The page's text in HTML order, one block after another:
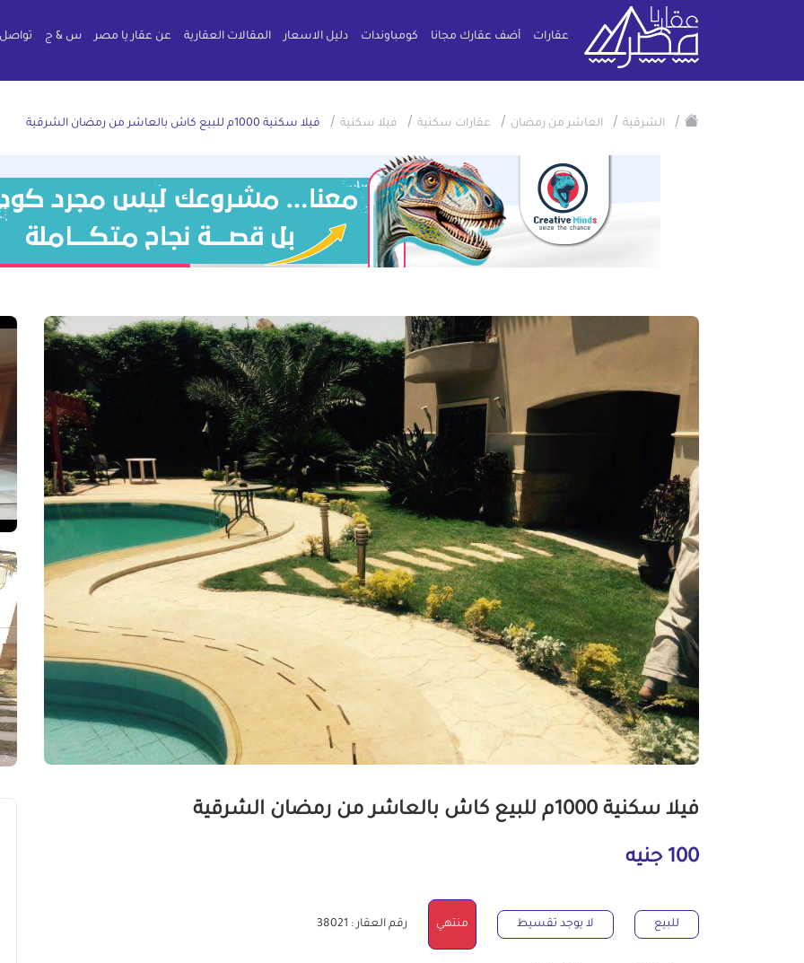
عقارات أضف عقارك مجانا كومباوندات دليل الاسعار المقالات العقارية عن عقار يا مصر س & ج
/ الشرقية / العاشر من رمضان / عقارات سكنية / فيلا سكنية / فيلا سكنية 1000م للبيع كاش بالعاشر من رمضان الشرقية
فيلا سكنية 1000م للبيع كاش بالعاشر من رمضان الشرقية
100 جنيه
للبيع لا يوجد تقسيط منتهي رقم العقار : 38021